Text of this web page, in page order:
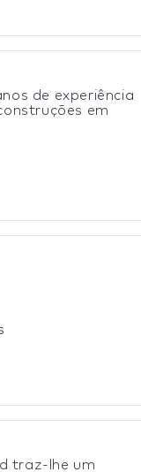
de experiência
em
traz-lhe um